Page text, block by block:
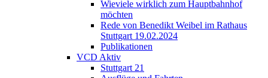
Wieviele wirklich zum Hauptbahnhof
möchten
Rede von Benedikt Weibel im Rathaus
Stuttgart 19.02.2024
Publikationen
VCD Aktiv
Stuttgart 21